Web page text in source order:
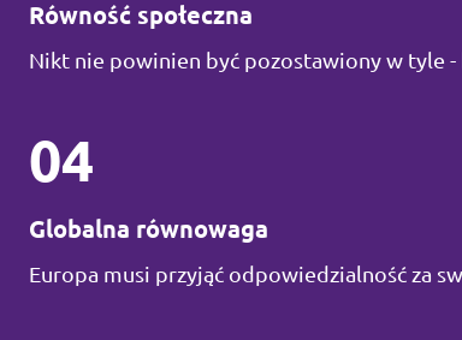
Równość społeczna
Nikt nie powinien być pozostawiony w tyle -
04
Globalna równowaga
Europa musi przyjąć odpowiedzialność za